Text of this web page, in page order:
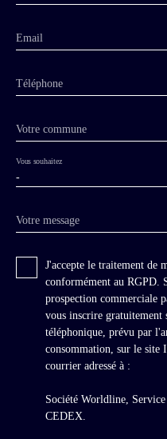
Email
Téléphone
Votre commune
-
Vous souhaitez
Votre message
J'accepte le traitement de
conformément au RGPD.
prospection commerciale
vous inscrire gratuitement
téléphonique, prévu par
consommation, sur le
courrier adressé à :
Société Worldline,
CEDEX.